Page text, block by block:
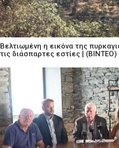
Βελτιωμένη η εικόνα της
τις διάσπαρτες εστίες | (ΒΙΝΤΕΟ)